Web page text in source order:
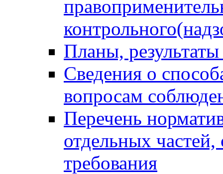
Планы,
Сведения о
вопросам
Перечень
отдельных
требования